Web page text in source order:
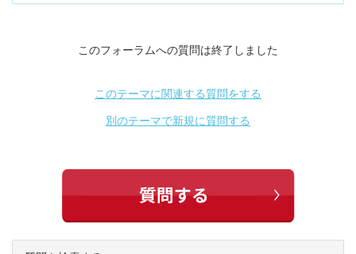
このフォーラムへの質問は終了しました
このテーマに関連する質問をする
別のテーマで新規に質問する